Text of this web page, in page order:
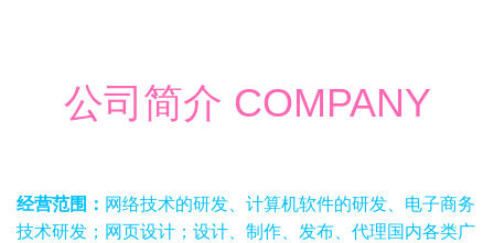
公司简介 COMPANY
经营范围： 网络技术的研发、计算机软件的研发、电子商务
技术研发；网页设计；设计、制作、发布、代理国内各类广